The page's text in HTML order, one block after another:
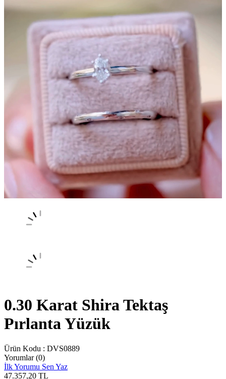
0.30 Karat Shira Tektaş
Pırlanta Yüzük
Ürün Kodu : DVS0889
Yorumlar (0)
İlk Yorumu Sen Yaz
47.357,20 TL